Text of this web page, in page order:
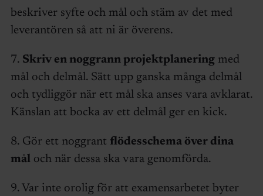
beskriver syfte och mål och stäm av det med
leverantören så att ni är överens.
7. Skriv en noggrann projektplaneringmed
mål och delmål. Sätt upp ganska många delmål
och tydliggör när ett mål ska anses vara avklarat.
Känslan att bocka av ett delmål ger en kick.
8. Gör ett noggrant flödesschema över dina
måloch när dessa ska vara genomförda.
9. Var inte orolig för att examensarbetet byter